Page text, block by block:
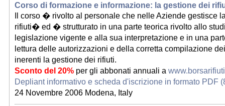
Corso di formazione e informazione: la gestione dei
Il corso � rivolto al personale che nelle Aziende gestisce
rifiuti� ed � strutturato in una parte teorica rivolto allo
legislazione vigente e alla sua interpretazione e in una
lettura delle autorizzazioni e della corretta compilazione
inerenti la gestione dei rifiuti.
Sconto del 20% per gli abbonati annuali a
Depliant informativo e scheda d'iscrizione in formato PDF
24 Novembre 2006 Modena, Italy